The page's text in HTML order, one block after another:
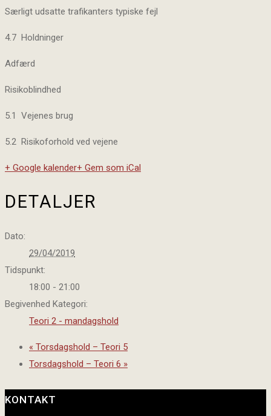
Særligt udsatte trafikanters typiske fejl
4.7 Holdninger
Adfærd
Risikoblindhed
5.1 Vejenes brug
5.2 Risikoforhold ved vejene
+ Google kalender+ Gem som iCal
DETALJER
Dato:
29/04/2019
Tidspunkt:
18:00 - 21:00
Begivenhed Kategori:
Teori 2 - mandagshold
« Torsdagshold – Teori 5
Torsdagshold – Teori 6 »
KONTAKT